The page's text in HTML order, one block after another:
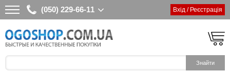
(050) 229-66-11 Вхід / Реєстрація